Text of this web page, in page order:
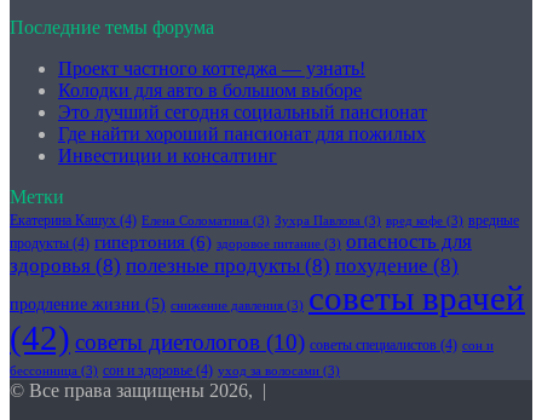
Последние темы форума
Проект частного коттеджа — узнать!
Колодки для авто в большом выборе
Это лучший сегодня социальный пансионат
Где найти хороший пансионат для пожилых
Инвестиции и консалтинг
Метки
Екатерина Кашух (4) Елена Соломатина (3) Зухра Павлова (3) вред кофе (3) вредные
продукты (4) гипертония (6) здоровое питание (3) опасность для
здоровья (8) полезные продукты (8) похудение (8)
продление жизни (5) снижение давления (3) советы врачей
(42) советы диетологов (10) советы специалистов (4) сон и
бессонница (3) сон и здоровье (4) уход за волосами (3)
© Все права защищены 2026, |